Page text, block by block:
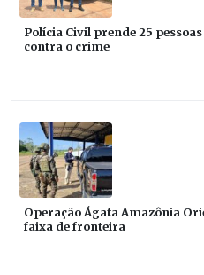
Polícia Civil prende 25
contra o crime
Operação Ágata Amazônia
faixa de fronteira